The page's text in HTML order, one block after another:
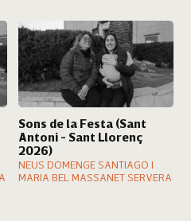
Sons de la Festa (Sant
Antoni - Sant Llorenç
2026)
NEUS DOMENGE SANTIAGO I
MARIA BEL MASSANET SERVERA